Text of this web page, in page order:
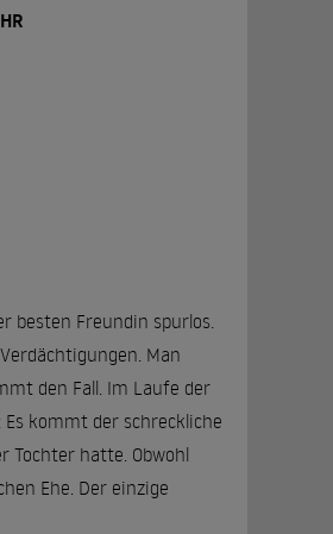
HR
besten Freundin spurlos.
Man
den Fall. Im Laufe der
kommt der schreckliche
Tochter hatte. Obwohl
Ehe. Der einzige